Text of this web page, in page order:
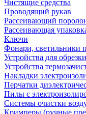
Чистящие средства
Проводящий рукав
Рассеивающий
Рассеивающая
Ключи
Фонари, светильники
Устройства для
Устройства
Накладки
Перчатки
Пилы с
Системы очистки